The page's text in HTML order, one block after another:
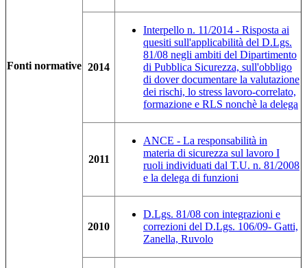
Fonti normative 2014
Interpello n. 11/2014 - Risposta ai
quesiti sull'applicabilità del D.Lgs.
81/08 negli ambiti del Dipartimento
di Pubblica Sicurezza, sull'obbligo
di dover documentare la valutazione
dei rischi, lo stress lavoro-correlato,
formazione e RLS nonchè la delega
2011
ANCE - La responsabilità in
materia di sicurezza sul lavoro I
ruoli individuati dal T.U. n. 81/2008
e la delega di funzioni
2010
D.Lgs. 81/08 con integrazioni e
correzioni del D.Lgs. 106/09- Gatti,
Zanella, Ruvolo